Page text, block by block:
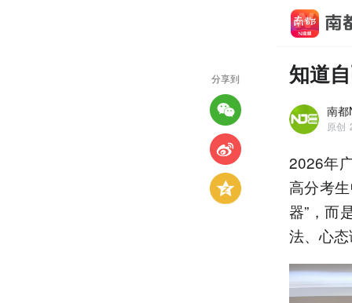
知道
南都
原创
2026年
高分考
器”，而
法、心
分享到